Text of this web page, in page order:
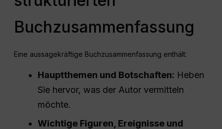
Buchzusammenfassung
Eine aussagekräftige Buchzusammenfassung enthält:
Hauptthemen und Botschaften: Heben
Sie hervor, was der Autor vermitteln
möchte.
Wichtige Figuren, Ereignisse und